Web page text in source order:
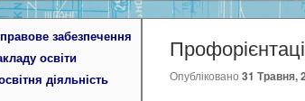
забезпечення
освіти
діяльність
Опубліковано 31 Травня,